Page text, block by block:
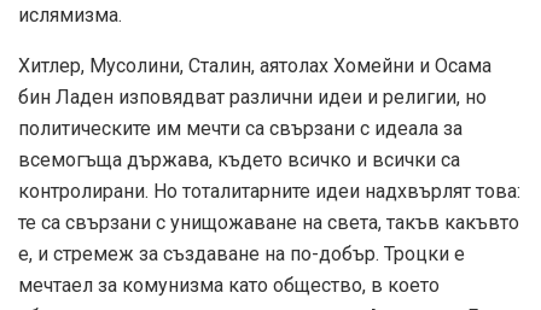
ислямизма.
Хитлер, Мусолини, Сталин, аятолах Хомейни и Осама
бин Ладен изповядват различни идеи и религии, но
политическите им мечти са свързани с идеала за
всемогъща държава, където всичко и всички са
контролирани. Но тоталитарните идеи надхвърлят това:
те са свързани с унищожаване на света, такъв какъвто
е, и стремеж за създаване на по-добър. Троцки е
мечтаел за комунизма като общество, в което